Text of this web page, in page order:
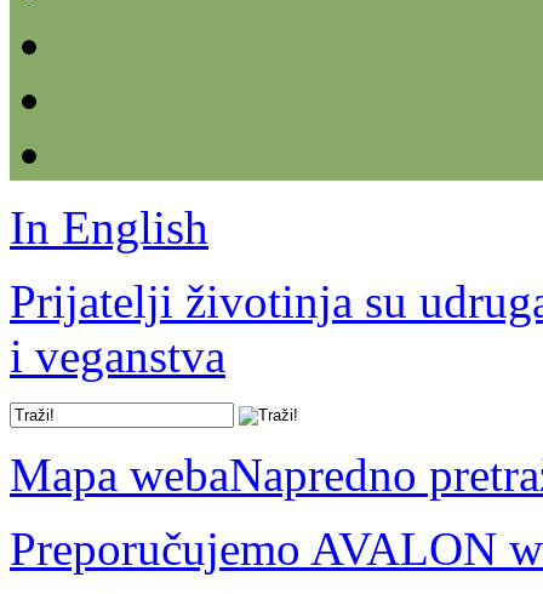
In English
Prijatelji životinja su
i veganstva
Mapa webaNapredno
Preporučujemo AVALON